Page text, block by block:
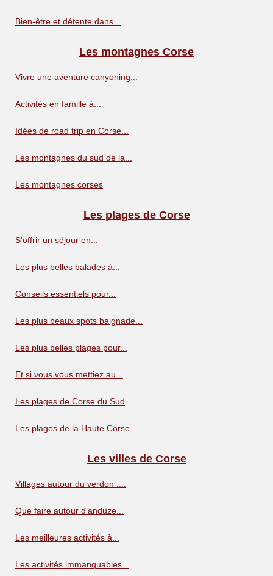
Bien-être et détente dans...
Les montagnes Corse
Vivre une aventure canyoning...
Activités en famille à...
Idées de road trip en Corse...
Les montagnes du sud de la...
Les montagnes corses
Les plages de Corse
S'offrir un séjour en...
Les plus belles balades à...
Conseils essentiels pour...
Les plus beaux spots baignade...
Les plus belles plages pour...
Et si vous vous mettiez au...
Les plages de Corse du Sud
Les plages de la Haute Corse
Les villes de Corse
Villages autour du verdon :...
Que faire autour d’anduze...
Les meilleures activités à...
Les activités immanquables...